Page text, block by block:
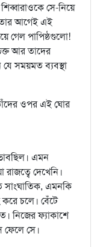
সে-নিয়ে
তার আগেই এই
গেল পাপিষ্ঠগুলো!
আর তাদের
সময়মত ব্যবস্থা
ওপর এই ঘোর
এমন
দেখেনি।
সাংঘাতিক, এমনকি
চলে। বেঁটে
নিজের ফ্যাকাশে
ফেলে সে।